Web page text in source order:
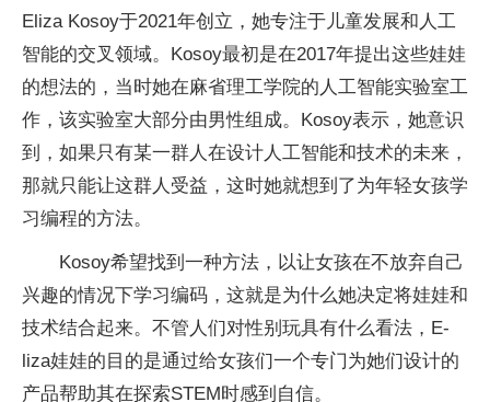
Eliza Kosoy于2021年创立，她专注于儿童发展和人工
智能的交叉领域。Kosoy最初是在2017年提出这些娃娃
的想法的，当时她在麻省理工学院的人工智能实验室工
作，该实验室大部分由男性组成。Kosoy表示，她意识
到，如果只有某一群人在设计人工智能和技术的未来，
那就只能让这群人受益，这时她就想到了为年轻女孩学
习编程的方法。
Kosoy希望找到一种方法，以让女孩在不放弃自己
兴趣的情况下学习编码，这就是为什么她决定将娃娃和
技术结合起来。不管人们对性别玩具有什么看法，E-
liza娃娃的目的是通过给女孩们一个专门为她们设计的
产品帮助其在探索STEM时感到自信。